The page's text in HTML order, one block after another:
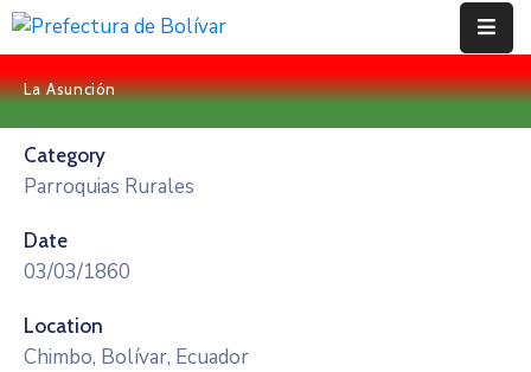
Inicio
Institución
Proyectos
Rendición
De
La Asunción
Category
Parroquias Rurales
Date
03/03/1860
Location
Chimbo, Bolívar, Ecuador